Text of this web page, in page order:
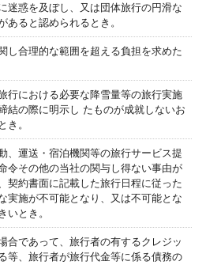
迷惑を及ぼし、又は団体旅行の円滑な
あると認められるとき。
し合理的な範囲を超える負担を求めた
行における必要な降雪量等の旅行実施
結の際に明示し たものが成就しないお
き。
、運送・宿泊機関等の旅行サービス提
令その他の当社の関与し得ない事由が
契約書面に記載した旅行日程に従った
実施が不可能となり、又は不可能とな
いとき。
合であって、旅行者の有するクレジッ
等、旅行者が旅行代金等に係る債務の